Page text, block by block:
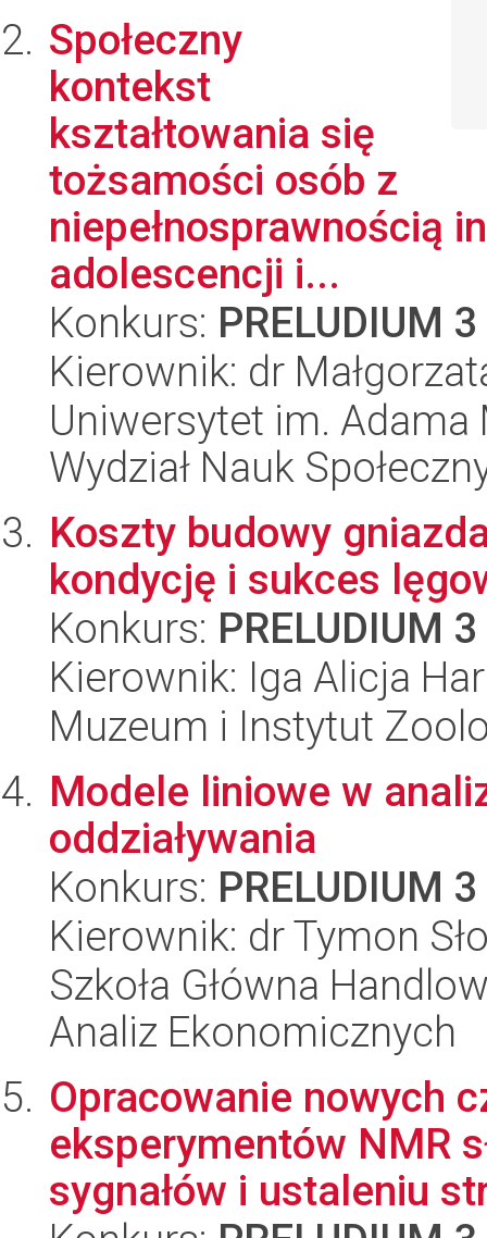
Społeczny
kontekst
kształtowania się
tożsamości osób z
niepełnosprawnością
adolescencji i...
Konkurs: PRELUDIUM 3
Kierownik: dr
Uniwersytet im.
Wydział Nauk
Koszty budowy
kondycję i sukces
Konkurs: PRELUDIUM 3
Kierownik: Iga Alicja
Muzeum i Instytut
Modele liniowe w
oddziaływania
Konkurs: PRELUDIUM 3
Kierownik: dr Tymon
Szkoła Główna
Analiz Ekonomicznych
Opracowanie nowych
eksperymentów NMR
sygnałów i ustaleniu